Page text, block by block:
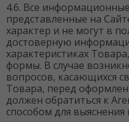
4.6. Все
представленные на
характер и не могут в
достоверную
характеристиках
формы. В случае
вопросов, касающихся
Товара, перед
должен обратиться к
способом для выяснения